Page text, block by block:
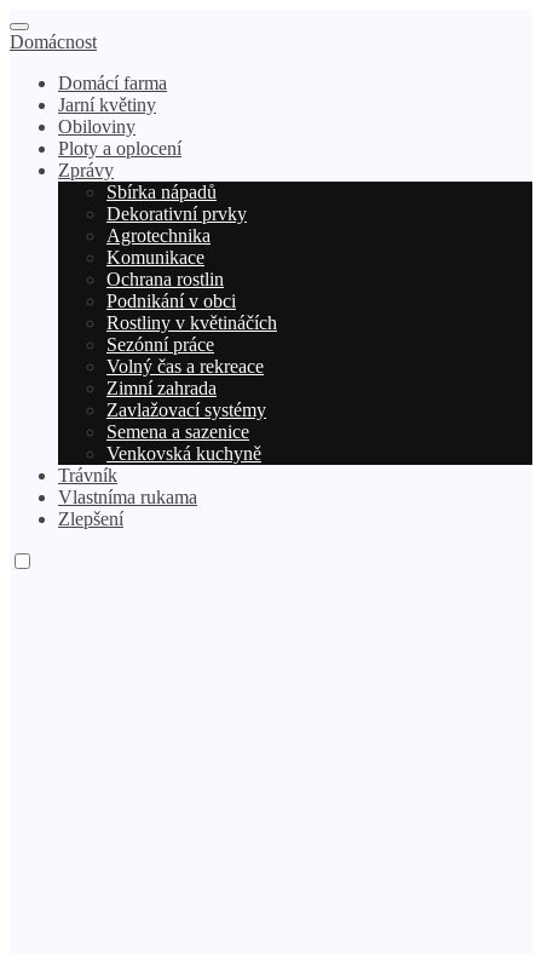
Domácnost
Domácí farma
Jarní květiny
Obiloviny
Ploty a oplocení
Zprávy
Sbírka nápadů
Dekorativní prvky
Agrotechnika
Komunikace
Ochrana rostlin
Podnikání v obci
Rostliny v květináčích
Sezónní práce
Volný čas a rekreace
Zimní zahrada
Zavlažovací systémy
Semena a sazenice
Venkovská kuchyně
Trávník
Vlastníma rukama
Zlepšení